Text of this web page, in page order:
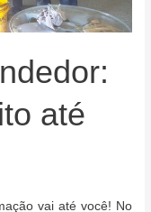
até
vai até você! No